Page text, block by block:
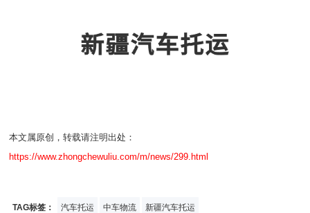
本文属原创，转载请注明出处：
https://www.zhongchewuliu.com/m/news/299.html
TAG标签： 汽车托运 中车物流 新疆汽车托运